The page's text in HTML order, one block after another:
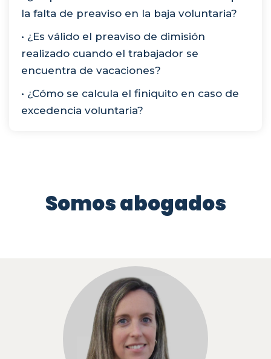
la falta de preaviso en la baja voluntaria?
• ¿Es válido el preaviso de dimisión
realizado cuando el trabajador se
encuentra de vacaciones?
• ¿Cómo se calcula el finiquito en caso de
excedencia voluntaria?
Somos abogados